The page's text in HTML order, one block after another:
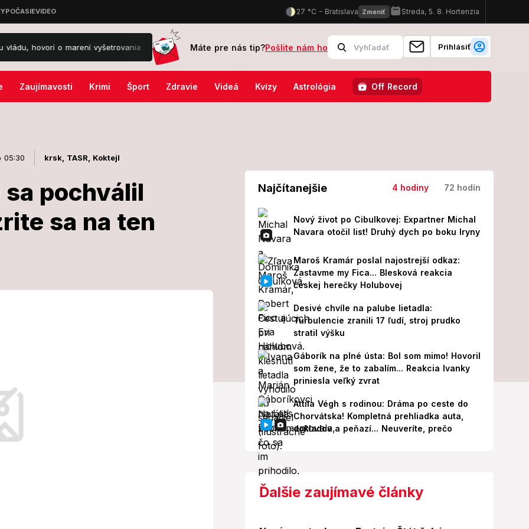
o marení vyšetrovania Mimoriadny poplach na známom letisku: Na mieste zasahujú protiteroristické zložky Slovenskí policajti
Máte pre nás tip?Pošlite nám ho Prihlásiť
Zaujímavosti Krimi Šport Zdravie Videá Kvízy Astrológia Off Record
05:30 krsk, TASR, Koktejl
sa pochválil
sa na ten
sa
v Dubaji:
Najčítanejšie 4 hodiny 72 hodín
Nový život po Cibulkovej: Expartner Michal
Navara otočil list! Druhý dych po boku Iryny
Maroš Kramár poslal najostrejší odkaz:
Zastavme my Fica... Blesková reakcia
českej herečky Holubovej
Desivé chvíle na palube lietadla:
Turbulencie zranili 17 ľudí, stroj prudko
stratil výšku
Gáborík na plné ústa: Bol som mimo! Hovoril
som žene, že to zabalím... Reakcia Ivanky
priniesla veľký zvrat
Attila Végh s rodinou: Dráma po ceste do
Chorvátska! Kompletná prehliadka auta,
dokladov a peňazí... Neuveríte, prečo
Ďalšie zaujímavé články